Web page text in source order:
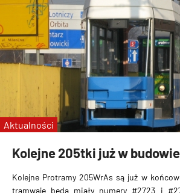
Kolejne 205tki już w budowie
Kolejne Protramy 205WrAs są już w
tramwaje będą miały numery #2723 i
Aktualności